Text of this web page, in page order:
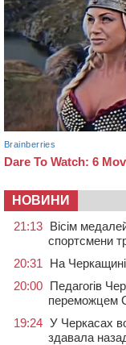
НОВИНИ
21:13 Вісім
спортсмени
20:31
На
20:00 Педагогів
переможцем
19:24 У Черкасах
здавала